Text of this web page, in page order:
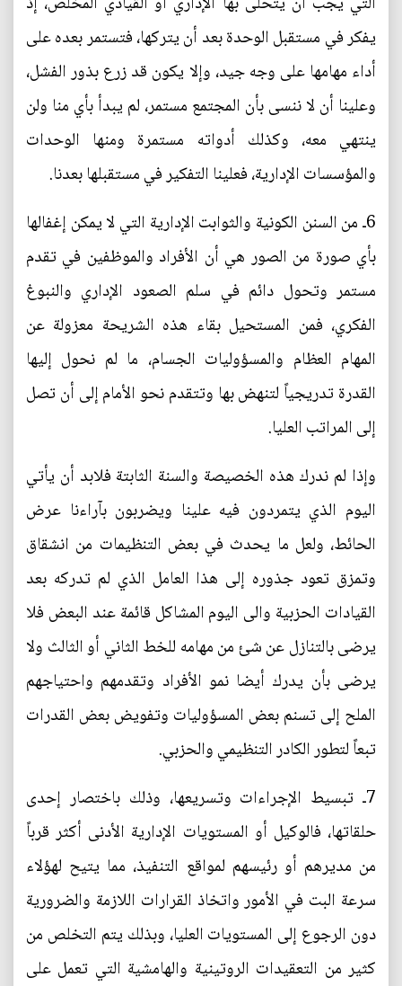
يفكر في مستقبل الوحدة بعد أن يتركها، فتستمر بعده على
أداء مهامها على وجه جيد، وإلا يكون قد زرع بذور الفشل،
وعلينا أن لا ننسى بأن المجتمع مستمر، لم يبدأ بأي منا ولن
ينتهي معه، وكذلك أدواته مستمرة ومنها الوحدات
والمؤسسات الإدارية، فعلينا التفكير في مستقبلها بعدنا.
6ـ من السنن الكونية والثوابت الإدارية التي لا يمكن إغفالها
بأي صورة من الصور هي أن الأفراد والموظفين في تقدم
مستمر وتحول دائم في سلم الصعود الإداري والنبوغ
الفكري، فمن المستحيل بقاء هذه الشريحة معزولة عن
المهام العظام والمسؤوليات الجسام، ما لم نحول إليها
القدرة تدريجياً لتنهض بها وتتقدم نحو الأمام إلى أن تصل
إلى المراتب العليا.
وإذا لم ندرك هذه الخصيصة والسنة الثابتة فلابد أن يأتي
اليوم الذي يتمردون فيه علينا ويضربون بآراءنا عرض
الحائط، ولعل ما يحدث في بعض التنظيمات من انشقاق
وتمزق تعود جذوره إلى هذا العامل الذي لم تدركه بعد
القيادات الحزبية والى اليوم المشاكل قائمة عند البعض فلا
يرضى بالتنازل عن شئ من مهامه للخط الثاني أو الثالث ولا
يرضى بأن يدرك أيضا نمو الأفراد وتقدمهم واحتياجهم
الملح إلى تسنم بعض المسؤوليات وتفويض بعض القدرات
تبعاً لتطور الكادر التنظيمي والحزبي.
7ـ تبسيط الإجراءات وتسريعها، وذلك باختصار إحدى
حلقاتها، فالوكيل أو المستويات الإدارية الأدنى أكثر قرباً
من مديرهم أو رئيسهم لمواقع التنفيذ، مما يتيح لهؤلاء
سرعة البت في الأمور واتخاذ القرارات اللازمة والضرورية
دون الرجوع إلى المستويات العليا، وبذلك يتم التخلص من
كثير من التعقيدات الروتينية والهامشية التي تعمل على